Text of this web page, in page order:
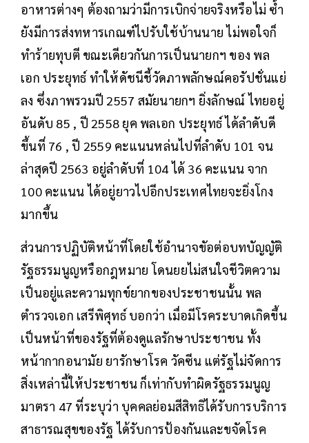
อาหารต่างๆ ต้องถามว่ามีการเบิกจ่ายจริงหรือไม่ ซ้ำ
ยังมีการส่งทหารเกณฑ์ไปรับใช้บ้านนาย ไม่พอใจก็
ทำร้ายทุบตี ขณะเดียวกันการเป็นนายกฯ ของ พล
เอก ประยุทธ์ ทำให้ดัชนีชี้วัดภาพลักษณ์คอรัปชั่นแย่
ลง ซึ่งภาพรวมปี 2557 สมัยนายกฯ ยิ่งลักษณ์ ไทยอยู่
อันดับ 85 , ปี 2558 ยุค พลเอก ประยุทธ์ ได้ลำดับดี
ขึ้นที่ 76 , ปี 2559 คะแนนหล่นไปที่ลำดับ 101 จน
ล่าสุดปี 2563 อยู่ลำดับที่ 104 ได้ 36 คะแนน จาก
100 คะแนน ได้อยู่ยาวไปอีกประเทศไทยจะยิ่งโกง
มากขึ้น
ส่วนการปฏิบัติหน้าที่โดยใช้อำนาจขัอต่อบทบัญญัติ
รัฐธรรมนูญหรือกฎหมาย โดนยยไม่สนใจชีวิตความ
เป็นอยู่และความทุกข์ยากของประชาชนนั้น พล
ตำรวจเอก เสรีพิศุทธ์ บอกว่า เมื่อมีโรคระบาดเกิดขึ้น
เป็นหน้าที่ของรัฐที่ต้องดูแลรักษาประชาชน ทั้ง
หน้ากากอนามัย ยารักษาโรค วัคซีน แต่รัฐไม่จัดการ
สิ่งเหล่านี้ให้ประชาชน ก็เท่ากับทำผิดรัฐธรรมนูญ
มาตรา 47 ที่ระบุว่า บุคคลย่อมสีสิทธิได้รับการบริการ
สาธารณสุขของรัฐ ได้รับการป้องกันและขจัดโรค